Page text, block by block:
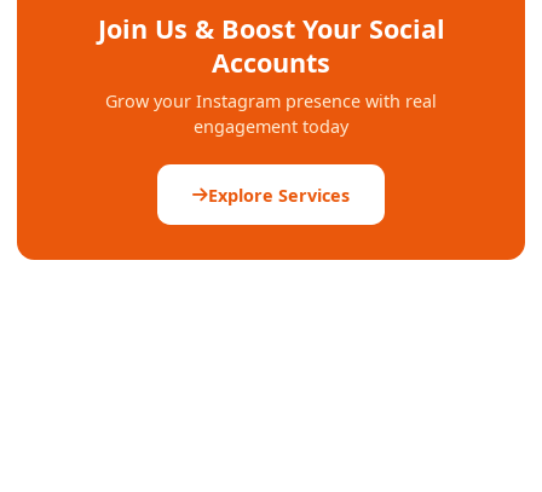
Join Us & Boost Your Social
Accounts
Grow your Instagram presence with real
engagement today
Explore Services